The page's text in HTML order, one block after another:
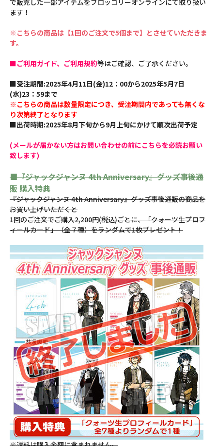
で販売した一部アイテムをブロッコリーオンラインにて取り扱い
ます！
※こちらの商品は【1回のご注文で5個まで】とさせていただきま
す。
■ご利用ガイド、ご利用規約等はご確認、ご了承ください。
■受注期間:2025年4月11日(金)12：00から2025年5月7日
(水)23：59まで
※こちらの商品は数量限定につき、受注期間内であっても無くな
り次第終了となります
■出荷時期:2025年8月下旬から9月上旬にかけて順次出荷予定
(メールが届かない方はお問い合わせの前にこちらを必読お願い
致します)
■『ジャックジャンヌ 4th Anniversary』グッズ事後通
販 購入特典
『ジャックジャンヌ 4th Anniversary』グッズ事後通販の商品を
お買い上げいただくと
1回のご注文でご購入2,200円(税込)ごとに、「クォーツ生プロフ
ィールカード」（全７種）をランダムで1枚プレゼント！